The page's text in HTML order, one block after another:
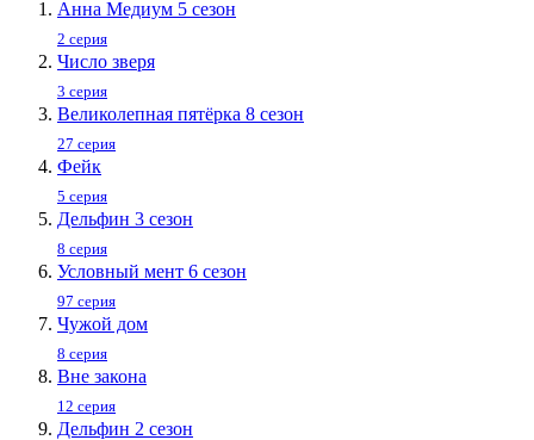
Анна Медиум 5 сезон
2 серия
Число зверя
3 серия
Великолепная пятёрка 8 сезон
27 серия
Фейк
5 серия
Дельфин 3 сезон
8 серия
Условный мент 6 сезон
97 серия
Чужой дом
8 серия
Вне закона
12 серия
Дельфин 2 сезон